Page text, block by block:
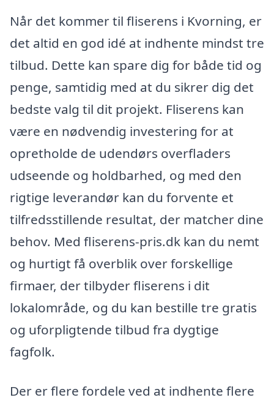
Når det kommer til fliserens i Kvorning, er
det altid en god idé at indhente mindst tre
tilbud. Dette kan spare dig for både tid og
penge, samtidig med at du sikrer dig det
bedste valg til dit projekt. Fliserens kan
være en nødvendig investering for at
opretholde de udendørs overfladers
udseende og holdbarhed, og med den
rigtige leverandør kan du forvente et
tilfredsstillende resultat, der matcher dine
behov. Med fliserens-pris.dk kan du nemt
og hurtigt få overblik over forskellige
firmaer, der tilbyder fliserens i dit
lokalområde, og du kan bestille tre gratis
og uforpligtende tilbud fra dygtige
fagfolk.
Der er flere fordele ved at indhente flere